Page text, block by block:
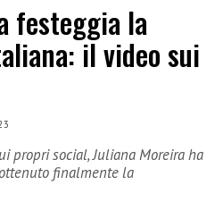
festeggia la
il video sui
propri social, Juliana Moreira ha
finalmente la